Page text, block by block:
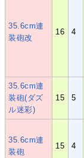
35.6cm連
装砲改
16 4
35.6cm連
装砲(ダズ
ル迷彩)
15 5
35.6cm連
装砲
15 4